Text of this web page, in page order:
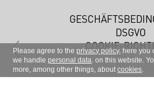
Please agree to theprivacy policy, here you
we handlepersonal data. on this website.
more, among other things, aboutcookies.
DSGVO
COOKIE-